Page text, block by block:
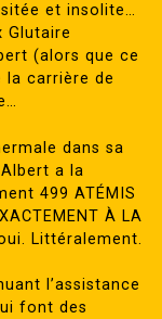
et insolite…
Glutaire
(alors que ce
la carrière de
dans sa
a la
499 ATÉMIS
À LA
Littéralement.
l’assistance
font des